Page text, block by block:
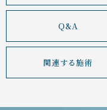
Q&A
関連する施術